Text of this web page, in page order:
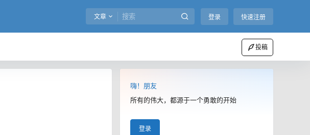
文章 登录 快速注册
投稿
嗨！朋友
所有的伟大，都源于一个勇敢的开始
登录